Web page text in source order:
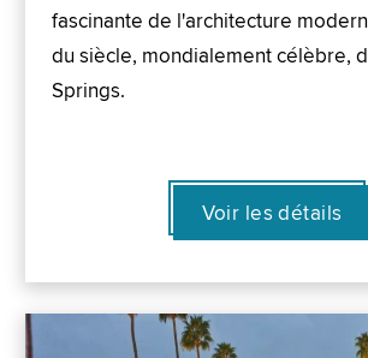
fascinante de l'architecture
du siècle, mondialement célèbre,
Springs.
Voir les détails